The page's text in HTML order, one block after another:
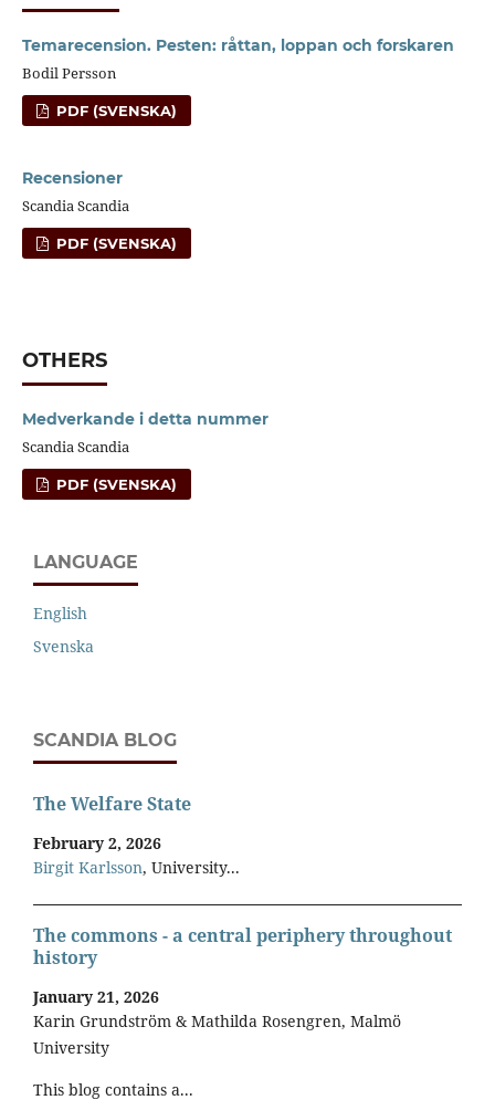
Temarecension. Pesten: råttan, loppan och forskaren
Bodil Persson
PDF (SVENSKA)
Recensioner
Scandia Scandia
PDF (SVENSKA)
OTHERS
Medverkande i detta nummer
Scandia Scandia
PDF (SVENSKA)
LANGUAGE
English
Svenska
SCANDIA BLOG
The Welfare State
February 2, 2026
Birgit Karlsson, University...
The commons - a central periphery throughout
history
January 21, 2026
Karin Grundström & Mathilda Rosengren, Malmö
University
This blog contains a...